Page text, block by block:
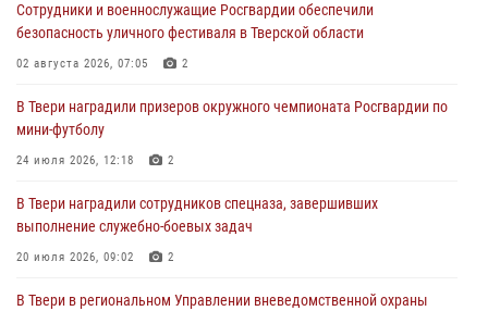
Сотрудники вневедомственной охраны совершили 250 выездов и
пресекли 20 правонарушений за неделю в Тверской области
27 июля 2026, 08:29
В Твери наградили призеров окружного чемпионата Росгвардии по
мини-футболу
24 июля 2026, 12:18 2
Росгвардейцы оказали помощь водителю на дороге в городе Кашин
22 июля 2026, 08:35
Сотрудники и военнослужащие Росгвардии обеспечили
безопасность уличного фестиваля в Тверской области
02 августа 2026, 07:05 2
В Твери наградили призеров окружного чемпионата Росгвардии по
мини-футболу
24 июля 2026, 12:18 2
В Твери наградили сотрудников спецназа, завершивших
выполнение служебно-боевых задач
20 июля 2026, 09:02 2
В Твери в региональном Управлении вневедомственной охраны